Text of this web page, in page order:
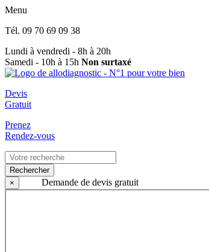
Menu
Tél. 09 70 69 09 38
Lundi à vendredi - 8h à 20h
Samedi - 10h à 15h Non surtaxé
Devis
Gratuit
Prenez
Rendez-vous
Rechercher
×
Demande de devis gratuit